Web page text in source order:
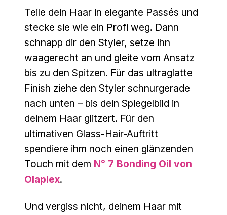
Teile dein Haar in elegante Passés und
stecke sie wie ein Profi weg. Dann
schnapp dir den Styler, setze ihn
waagerecht an und gleite vom Ansatz
bis zu den Spitzen. Für das ultraglatte
Finish ziehe den Styler schnurgerade
nach unten – bis dein Spiegelbild in
deinem Haar glitzert. Für den
ultimativen Glass-Hair-Auftritt
spendiere ihm noch einen glänzenden
Touch mit dem N° 7 Bonding Oil von
Olaplex.
Und vergiss nicht, deinem Haar mit